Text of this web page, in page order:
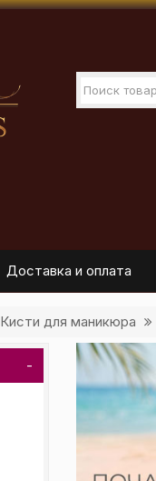
Доставка и оплата
Кисти для маникюра